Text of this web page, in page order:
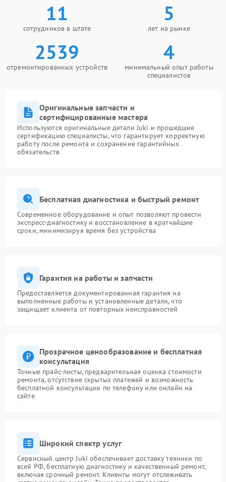
11
сотрудников в штате
5
лет на рынке
2539
отремонтированных устройств
4
минимальный опыт работы
специалистов
Оригинальные запчасти и
сертифицированные мастера
Используются оригинальные детали Juki и прошедшие
сертификацию специалисты, что гарантирует корректную
работу после ремонта и сохранение гарантийных
обязательств
Бесплатная диагностика и быстрый ремонт
Современное оборудование и опыт позволяют провести
экспресс-диагностику и восстановление в кратчайшие
сроки, минимизируя время без устройства
Гарантия на работы и запчасти
Предоставляется документированная гарантия на
выполненные работы и установленные детали, что
защищает клиента от повторных неисправностей
Прозрачное ценообразование и бесплатная
консультация
Точные прайс-листы, предварительная оценка стоимости
ремонта, отсутствие скрытых платежей и возможность
бесплатной консультации по телефону или онлайн на
сайте
Широкий спектр услуг
Сервисный центр Juki обеспечивает доставку техники по
всей РФ, бесплатную диагностику и качественный ремонт,
включая срочный ремонт. Клиенты могут отслеживать